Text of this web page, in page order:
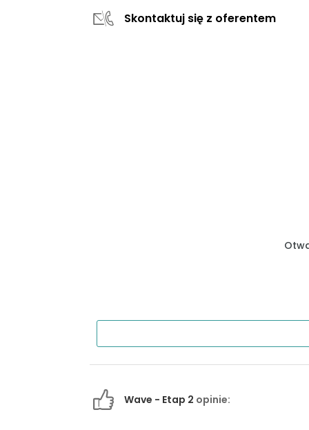
Skontaktuj się z oferentem
Wave - Etap 2 opinie: